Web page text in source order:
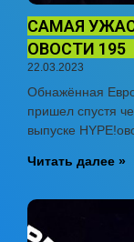
САМАЯ
ОВОСТИ 195
22.03.2023
Обнажённая
пришел спустя
выпуске
Читать далее »